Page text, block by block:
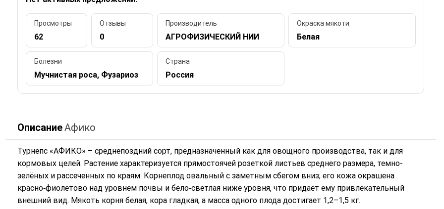
Просмотры
62
Отзывы
0
Производитель
АГРОФИЗИЧЕСКИЙ НИИ
Окраска мякоти
Белая
Болезни
Мучнистая роса, Фузариоз
Страна
Россия
ОписаниеАфико
Турнепс «АФИКО» – среднепоздний сорт, предназначенный как для овощного производства, так и для
кормовых целей. Растение характеризуется прямостоячей розеткой листьев среднего размера, темно-
зелёных и рассеченных по краям. Корнеплод овальный с заметным сбегом вниз; его кожа окрашена
красно‑фиолетово над уровнем почвы и бело‑светлая ниже уровня, что придаёт ему привлекательный
внешний вид. Мякоть корня белая, кора гладкая, а масса одного плода достигает 1,2–1,5 кг.